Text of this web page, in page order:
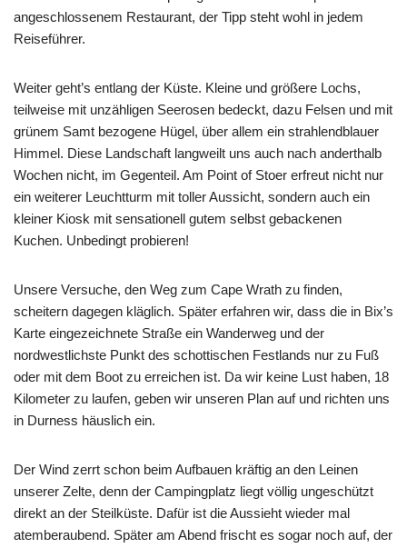
angeschlossenem Restaurant, der Tipp steht wohl in jedem
Reiseführer.
Weiter geht’s entlang der Küste. Kleine und größere Lochs,
teilweise mit unzähligen Seerosen bedeckt, dazu Felsen und mit
grünem Samt bezogene Hügel, über allem ein strahlendblauer
Himmel. Diese Landschaft langweilt uns auch nach anderthalb
Wochen nicht, im Gegenteil. Am Point of Stoer erfreut nicht nur
ein weiterer Leuchtturm mit toller Aussicht, sondern auch ein
kleiner Kiosk mit sensationell gutem selbst gebackenen
Kuchen. Unbedingt probieren!
Unsere Versuche, den Weg zum Cape Wrath zu finden,
scheitern dagegen kläglich. Später erfahren wir, dass die in Bix’s
Karte eingezeichnete Straße ein Wanderweg und der
nordwestlichste Punkt des schottischen Festlands nur zu Fuß
oder mit dem Boot zu erreichen ist. Da wir keine Lust haben, 18
Kilometer zu laufen, geben wir unseren Plan auf und richten uns
in Durness häuslich ein.
Der Wind zerrt schon beim Aufbauen kräftig an den Leinen
unserer Zelte, denn der Campingplatz liegt völlig ungeschützt
direkt an der Steilküste. Dafür ist die Aussieht wieder mal
atemberaubend. Später am Abend frischt es sogar noch auf, der